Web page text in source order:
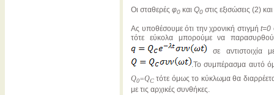
Οι σταθερές φ0 και Q0 στις εξισώσεις (2)
Ας υποθέσουμε ότι την χρονική στιγμήt=0
τότε εύκολα μπορούμε να
σε αντιστοιχία
.Το συμπέρασμα αυτό
Q0=QC τότε όμως το κύκλωμα θα
με τις αρχικές συνθήκες.